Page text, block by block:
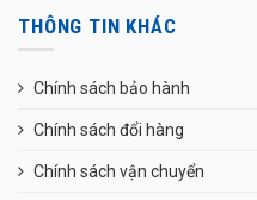
THÔNG TIN KHÁC
Chính sách bảo hành
Chính sách đổi hàng
Chính sách vận chuyển